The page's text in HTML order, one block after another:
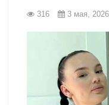
316 3 мая,